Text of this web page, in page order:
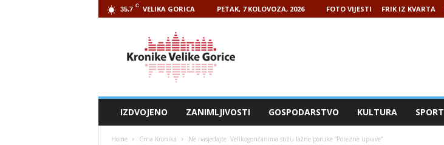
35.7 C VELIKA GORICA PETAK, 7 KOLOVOZA, 2026 FOTO VIJESTI FRIK IZ KVARTA
IZDVOJENO ZANIMLJIVOSTI GOSPODARSTVO KULTURA SPORT
Home Crna Kronika Ne nasjedajte: Velikogoričanima stižu lažne poruke “Porezne uprave”